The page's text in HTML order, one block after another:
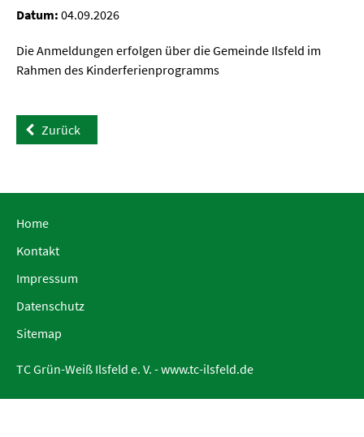
Datum: 04.09.2026
Die Anmeldungen erfolgen über die Gemeinde Ilsfeld im
Rahmen des Kinderferienprogramms
Zurück
Home
Kontakt
Impressum
Datenschutz
Sitemap
TC Grün-Weiß Ilsfeld e. V. -www.tc-ilsfeld.de